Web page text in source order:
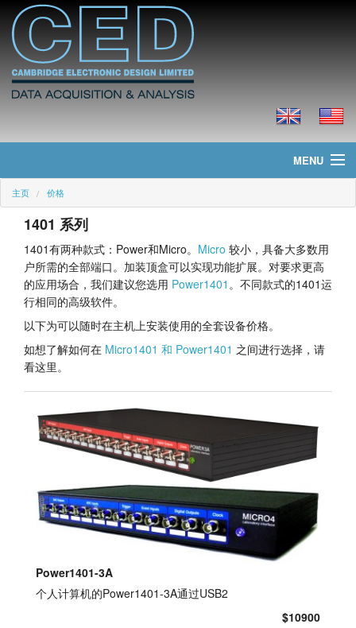
MENU
主页
新聞
产品
价格
教程
主页 价格
1401 系列
1401有两种款式：Power和Micro。 Micro 较小，具备大多数用
户所需的全部端口。加装顶盒可以实现功能扩展。对要求更高
的应用场合，我们建议您选用 Power1401 。不同款式的1401运
行相同的高级软件。
以下为可以随时在主机上安装使用的全套设备价格。
如想了解如何在 Micro1401 和 Power1401 之间进行选择，请
看这里。
Power1401-3A
个人计算机的Power1401-3A通过USB2
$10900